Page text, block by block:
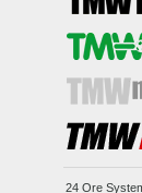
24 Ore